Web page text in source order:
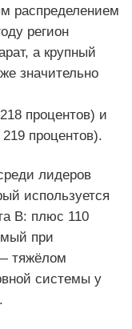
распределением
регион
а крупный
значительно
процентов) и
процентов).
лидеров
используется
В: плюс 110
при
тяжёлом
системы у